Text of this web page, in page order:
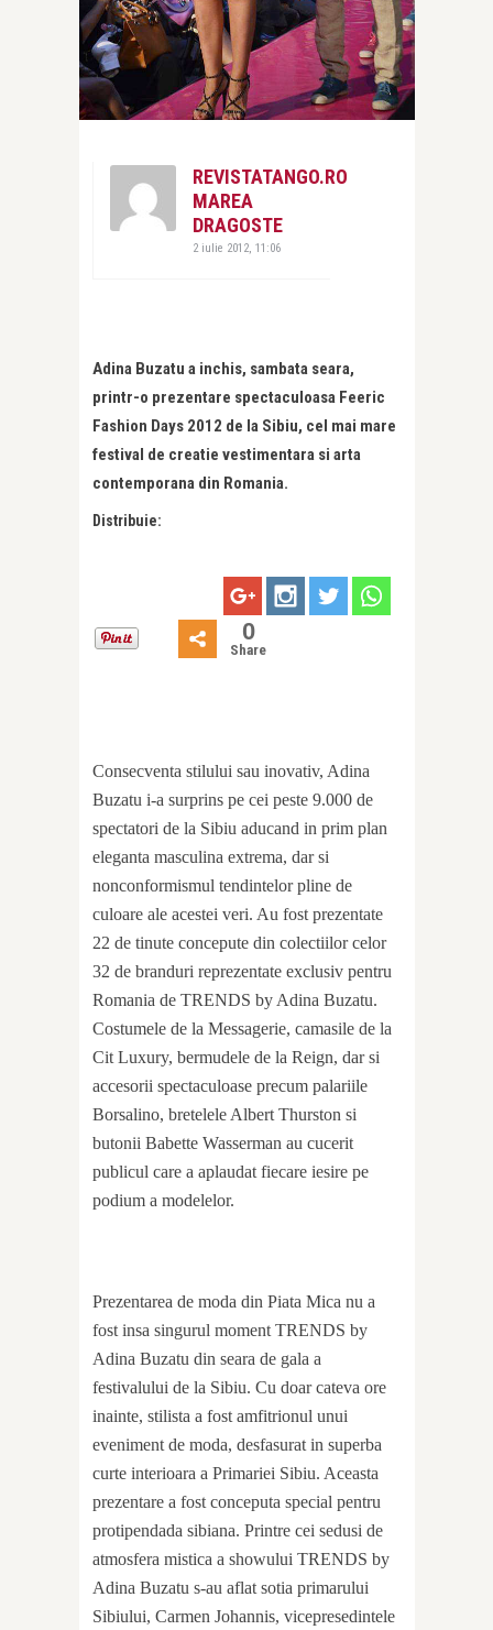
REVISTATANGO.RO
MAREA
DRAGOSTE
2 iulie 2012, 11:06
Adina Buzatu a inchis, sambata seara,
printr-o prezentare spectaculoasa Feeric
Fashion Days 2012 de la Sibiu, cel mai mare
festival de creatie vestimentara si arta
contemporana din Romania.
Distribuie:
0
Share
Consecventa stilului sau inovativ, Adina
Buzatu i-a surprins pe cei peste 9.000 de
spectatori de la Sibiu aducand in prim plan
eleganta masculina extrema, dar si
nonconformismul tendintelor pline de
culoare ale acestei veri. Au fost prezentate
22 de tinute concepute din colectiilor celor
32 de branduri reprezentate exclusiv pentru
Romania de TRENDS by Adina Buzatu.
Costumele de la Messagerie, camasile de la
Cit Luxury, bermudele de la Reign, dar si
accesorii spectaculoase precum palariile
Borsalino, bretelele Albert Thurston si
butonii Babette Wasserman au cucerit
publicul care a aplaudat fiecare iesire pe
podium a modelelor.
Prezentarea de moda din Piata Mica nu a
fost insa singurul moment TRENDS by
Adina Buzatu din seara de gala a
festivalului de la Sibiu. Cu doar cateva ore
inainte, stilista a fost amfitrionul unui
eveniment de moda, desfasurat in superba
curte interioara a Primariei Sibiu. Aceasta
prezentare a fost conceputa special pentru
protipendada sibiana. Printre cei sedusi de
atmosfera mistica a showului TRENDS by
Adina Buzatu s-au aflat sotia primarului
Sibiului, Carmen Johannis, vicepresedintele